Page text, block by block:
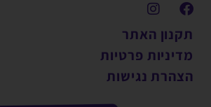
תקנון האתר
מדיניות פרטיות
הצהרת נגישות